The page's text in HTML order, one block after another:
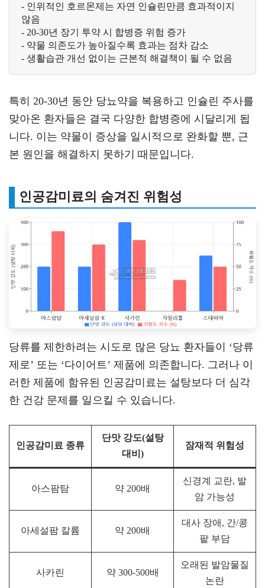
- 인위적인 호르몬제는 자연 인슐린만큼 효과적이지
않음
- 20-30년 장기 투약 시 합병증 위험 증가
- 약물 의존도가 높아질수록 효과는 점차 감소
- 생활습관 개선 없이는 근본적 해결책이 될 수 없음
특히 20-30년 동안 당뇨약을 복용하고 인슐린 주사를
맞아온 환자들은 결국 다양한 합병증에 시달리게 됩
니다. 이는 약물이 증상을 일시적으로 완화할 뿐, 근
본 원인을 해결하지 못하기 때문입니다.
인공감미료의 숨겨진 위험성
당류를 제한하려는 시도로 많은 당뇨 환자들이 ‘당류
제로’ 또는 ‘다이어트’ 제품에 의존합니다. 그러나 이
러한 제품에 함유된 인공감미료는 설탕보다 더 심각
한 건강 문제를 일으킬 수 있습니다.
인공감미료 종류
단맛 강도(설탕
대비)
잠재적 위험성
아스팜탐 약 200배
신경계 교란, 발
암 가능성
아세설팜 칼륨 약 200배
대사 장애, 간/콩
팥 부담
사카린 약 300-500배
오래된 발암물질
논란